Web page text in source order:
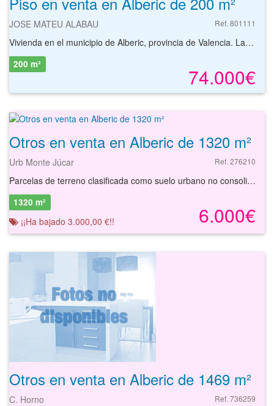
JOSE MATEU ALABAU Ref. 801111
Vivienda en el municipio de Alberic, provincia de Valencia. La vivienda tiene 163,02m2 El inmueble se encuentra en una zona tranquila, rodeado por viviendas residenciales de similares características. Cuenta con fácil acceso a la carretera y otros nudos de comunicación. Cercano a establecimientos y comercios de la zona.
74.000€
200 m²
Otros en venta en Alberic de 1320 m²
Urb Monte Júcar Ref. 276210
Parcelas de terreno clasificada como suelo urbano no consolidado con superficies desde 1320 m² hasta 2050 m², de uso residencial situada en la localidad de Albéric, provincia de Valencia. Se trata de parcelas clasificadas como suelo urbano no consolidado, con superficies desde 1320 m² hasta 2050 m² y que admiten una edificabilidad desde 300 m²t. Tiene como uso principal el residencial. La parcela se localiza en el extrarradio de la localidad, a 8 km de Alzira y a 40 km de la capital valenciana. Bien comunicada, pocos minutos de la autovía A-7 y las carreteras comarcales CV-5590 y CV-557. La zona dispone de variado equipamiento, consultorio, farmacia, restaurantes, piscina, etc. Podrá conocer las posibilidades reales de este solar y valorar sus posibilidades de inversión. Empiece ahora mismo pidiendo más información. Un responsable cercano a usted le atenderá personalmente.
6.000€
1320 m²
¡¡Ha bajado 3.000,00 €!!
Otros en venta en Alberic de 1469 m²
C. Horno Ref. 736259